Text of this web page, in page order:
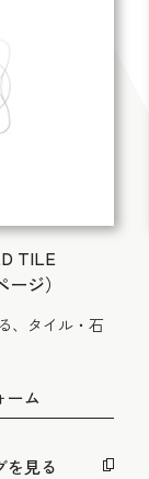
TILE
ジ）
、タイル・石
ーム
を見る